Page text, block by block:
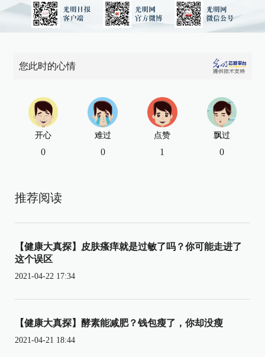
您此时的心情
开心
0
难过
0
点赞
1
飘过
0
推荐阅读
【健康大真探】皮肤瘙痒就是过敏了吗？你可能走进了
这个误区
2021-04-22 17:34
【健康大真探】酵素能减肥？钱包瘦了，你却没瘦
2021-04-21 18:44